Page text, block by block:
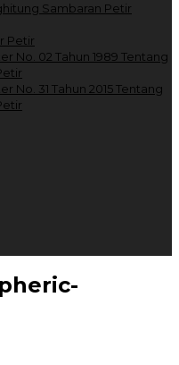
Sambaran Petir
Petir
No. 02 Tahun 1989 Tentang
No. 31 Tahun 2015 Tentang